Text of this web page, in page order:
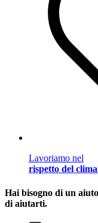
Lavoriamo nel
rispetto del clima
Hai bisogno di un
di aiutarti.